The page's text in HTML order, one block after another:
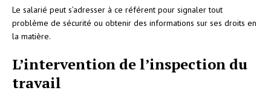
Le salarié peut s’adresser à ce référent pour signaler tout
problème de sécurité ou obtenir des informations sur ses droits en
la matière.
L’intervention de l’inspection du
travail